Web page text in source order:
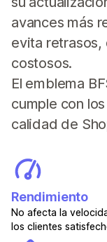
avances más
evita retrasos,
costosos.
El emblema
cumple con
calidad de
Rendimiento
No afecta la
los clientes